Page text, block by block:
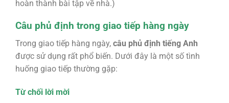
hoàn thành bài tập về nhà.)
Câu phủ định trong giao tiếp hàng ngày
Trong giao tiếp hàng ngày, câu phủ định tiếng Anh
được sử dụng rất phổ biến. Dưới đây là một số tình
huống giao tiếp thường gặp:
Từ chối lời mời